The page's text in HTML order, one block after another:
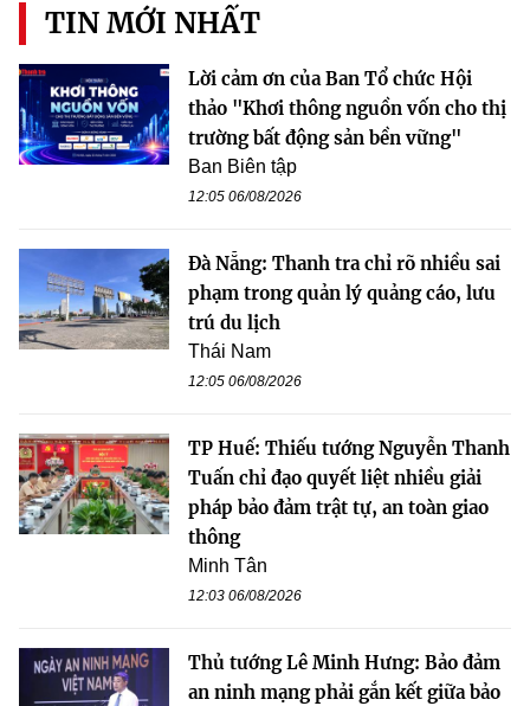
TIN MỚI NHẤT
Lời cảm ơn của Ban Tổ chức Hội
thảo "Khơi thông nguồn vốn cho thị
trường bất động sản bền vững"
Ban Biên tập
12:05 06/08/2026
Đà Nẵng: Thanh tra chỉ rõ nhiều sai
phạm trong quản lý quảng cáo, lưu
trú du lịch
Thái Nam
12:05 06/08/2026
TP Huế: Thiếu tướng Nguyễn Thanh
Tuấn chỉ đạo quyết liệt nhiều giải
pháp bảo đảm trật tự, an toàn giao
thông
Minh Tân
12:03 06/08/2026
Thủ tướng Lê Minh Hưng: Bảo đảm
an ninh mạng phải gắn kết giữa bảo